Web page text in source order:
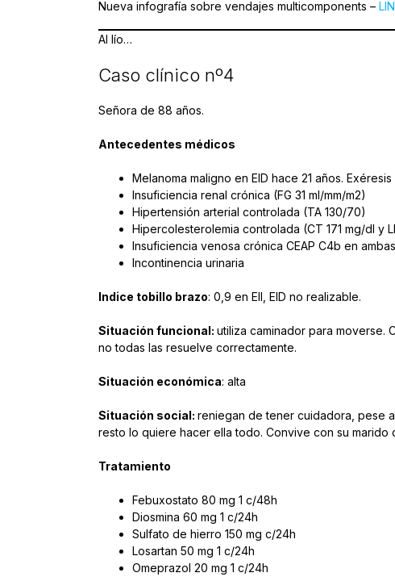
Nueva infografía sobre vendajes multicomponents –
Al lío…
Caso clínico nº4
Señora de 88 años.
Antecedentes médicos
Melanoma maligno en EID hace 21 años.
Insuficiencia renal crónica (FG 31 ml/mm/m2)
Hipertensión arterial controlada (TA 130/70)
Hipercolesterolemia controlada (CT 171 mg/dl y
Insuficiencia venosa crónica CEAP C4b en
Incontinencia urinaria
Indice tobillo brazo: 0,9 en EII, EID no realizable.
Situación funcional: utiliza caminador para moverse.
no todas las resuelve correctamente.
Situación económica: alta
Situación social: reniegan de tener cuidadora, pese
resto lo quiere hacer ella todo. Convive con su marido
Tratamiento
Febuxostato 80 mg 1 c/48h
Diosmina 60 mg 1 c/24h
Sulfato de hierro 150 mg c/24h
Losartan 50 mg 1 c/24h
Omeprazol 20 mg 1 c/24h